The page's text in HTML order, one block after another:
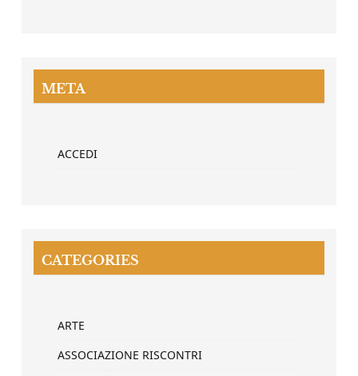
META
ACCEDI
CATEGORIES
ARTE
ASSOCIAZIONE RISCONTRI